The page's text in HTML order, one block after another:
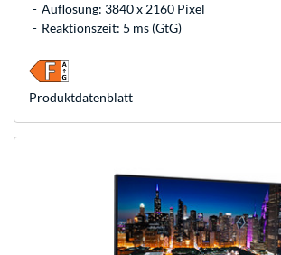
Auflösung: 3840 x 2160 Pixel
Reaktionszeit: 5 ms (GtG)
Produkt­datenblatt